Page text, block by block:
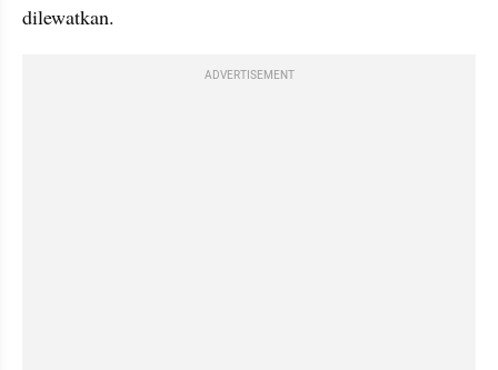
dilewatkan.
ADVERTISEMENT